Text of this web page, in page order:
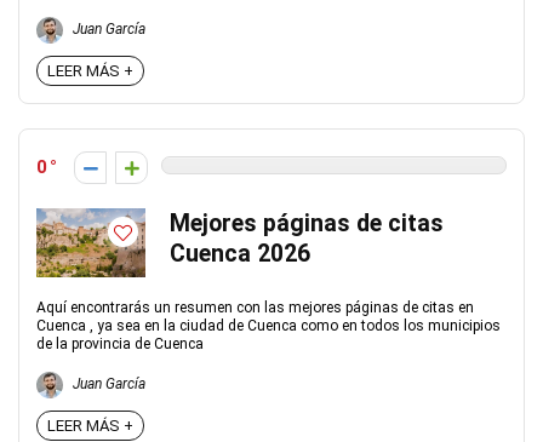
Juan García
LEER MÁS +
0
Mejores páginas de citas
Cuenca 2026
Aquí encontrarás un resumen con las mejores páginas de citas en
Cuenca , ya sea en la ciudad de Cuenca como en todos los municipios
de la provincia de Cuenca
Juan García
LEER MÁS +